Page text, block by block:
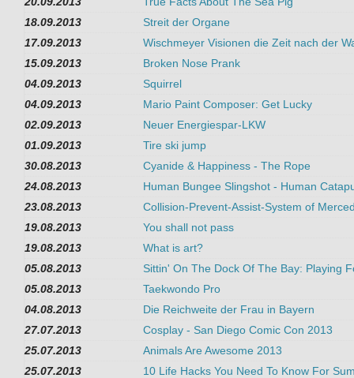
18.09.2013
Streit der Organe
17.09.2013
Wischmeyer Visionen die Zeit nach der
15.09.2013
Broken Nose Prank
04.09.2013
Squirrel
04.09.2013
Mario Paint Composer: Get Lucky
02.09.2013
Neuer Energiespar-LKW
01.09.2013
Tire ski jump
30.08.2013
Cyanide & Happiness - The Rope
24.08.2013
Human Bungee Slingshot - Human
23.08.2013
Collision-Prevent-Assist-System of
19.08.2013
You shall not pass
19.08.2013
What is art?
05.08.2013
Sittin' On The Dock Of The Bay: Playing
05.08.2013
Taekwondo Pro
04.08.2013
Die Reichweite der Frau in Bayern
27.07.2013
Cosplay - San Diego Comic Con 2013
25.07.2013
Animals Are Awesome 2013
25.07.2013
10 Life Hacks You Need To Know For